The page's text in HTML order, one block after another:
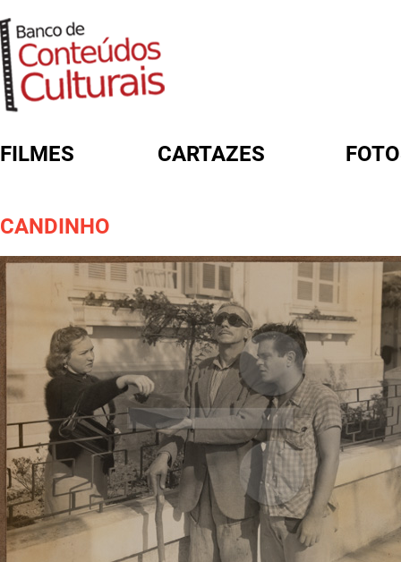
FILMES CARTAZES
CANDINHO